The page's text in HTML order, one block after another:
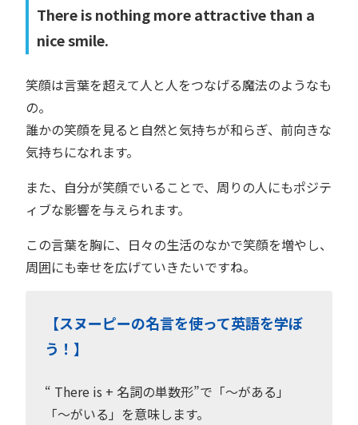
There is nothing more attractive than a
nice smile.
笑顔は言葉を超えて人と人をつなげる魔法のようなも
の。
誰かの笑顔を見ると自然と気持ちが和らぎ、前向きな
気持ちになれます。
また、自分が笑顔でいることで、周りの人にもポジテ
ィブな影響を与えられます。
この言葉を胸に、日々の生活のなかで笑顔を増やし、
周囲にも幸せを広げていきたいですね。
【スヌーピーの名言を使って英語を学ぼ
う！】
“ There is + 名詞の単数形”で「〜がある」
「〜がいる」を意味します。